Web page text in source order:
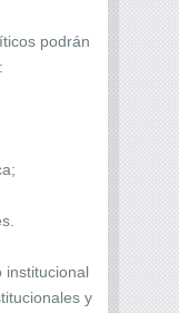
podrán
institucional
y